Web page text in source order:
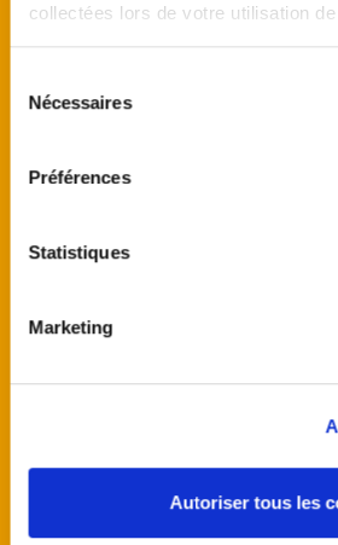
collectées lors de votre utilisation
Nécessaires
Préférences
Statistiques
Marketing
Autoriser tous les